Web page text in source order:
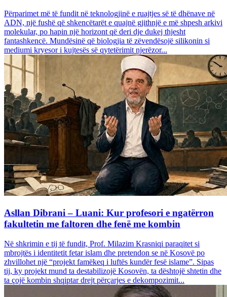
Përparimet më të fundit në teknologjinë e ruajtjes së të dhënave në
ADN, një fushë që shkencëtarët e quajnë gjithnjë e më shpesh arkivi
molekular, po hapin një horizont që deri dje dukej thjesht
fantashkencë. Mundësinë që biologjia të zëvendësojë silikonin si
mediumi kryesor i kujtesës së qytetërimit njerëzor...
Asllan Dibrani – Luani: Kur profesori e ngatërron
fakultetin me faltoren dhe fenë me kombin
Në shkrimin e tij të fundit, Prof. Milazim Krasniqi paraqitet si
mbrojtës i identitetit fetar islam dhe pretendon se në Kosovë po
zhvillohet një “projekt famëkeq i luftës kundër fesë islame”. Sipas
tij, ky projekt mund ta destabilizojë Kosovën, ta dështojë shtetin dhe
ta çojë kombin shqiptar drejt përçarjes e dekompozimit...